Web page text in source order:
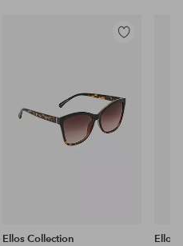
Lisää
Ellos Collection
Ellos